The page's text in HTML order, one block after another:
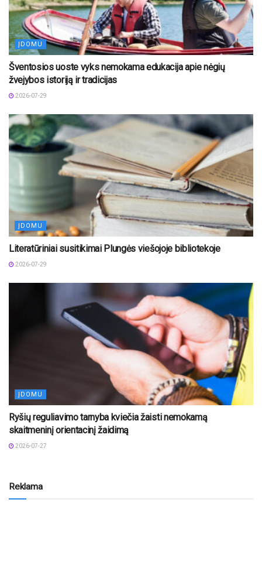
ĮDOMU
Šventosios uoste vyks nemokama edukacija apie nėgių
žvejybos istoriją ir tradicijas
2026-07-29
ĮDOMU
Literatūriniai susitikimai Plungės viešojoje bibliotekoje
2026-07-29
ĮDOMU
Ryšių reguliavimo tarnyba kviečia žaisti nemokamą
skaitmeninį orientacinį žaidimą
2026-07-27
Reklama